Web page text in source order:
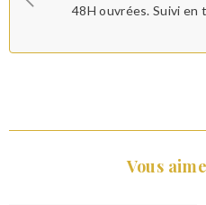
48H ouvrées. Suivi en
Vous